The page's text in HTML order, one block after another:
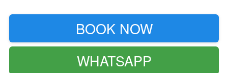
`
BOOK NOW
`
WHATSAPP